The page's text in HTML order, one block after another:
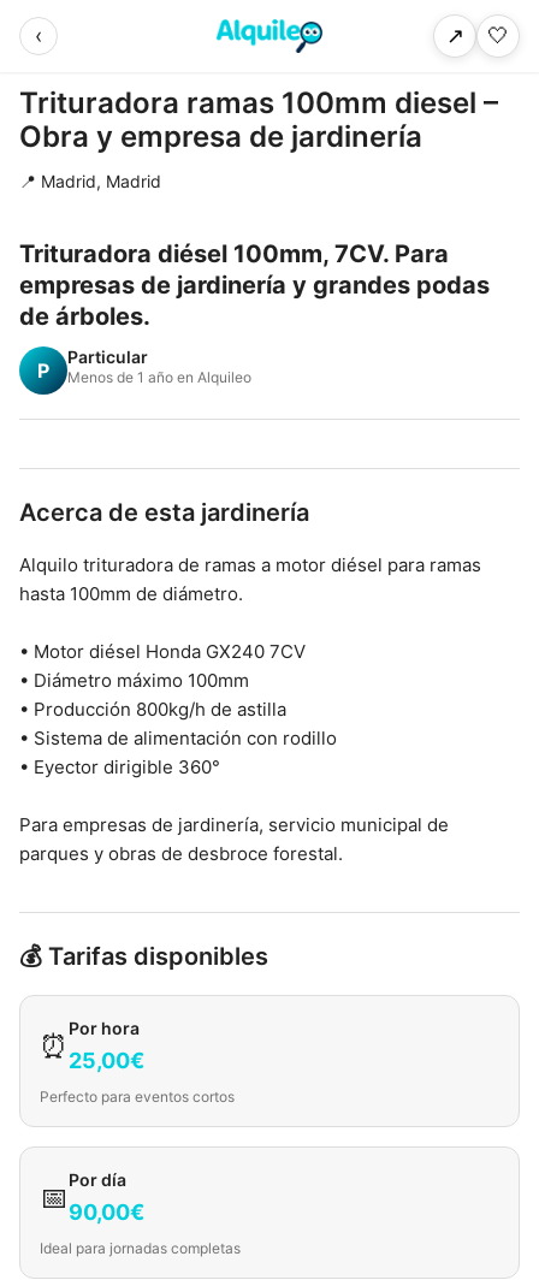
‹ ↗ 🤍
Trituradora ramas 100mm diesel –
Obra y empresa de jardinería
📍 Madrid, Madrid
Trituradora diésel 100mm, 7CV. Para
empresas de jardinería y grandes podas
de árboles.
P
Particular
Menos de 1 año en Alquileo
Acerca de esta jardinería
Alquilo trituradora de ramas a motor diésel para ramas
hasta 100mm de diámetro.
• Motor diésel Honda GX240 7CV
• Diámetro máximo 100mm
• Producción 800kg/h de astilla
• Sistema de alimentación con rodillo
• Eyector dirigible 360°
Para empresas de jardinería, servicio municipal de
parques y obras de desbroce forestal.
💰 Tarifas disponibles
⏰
Por hora
25,00€
Perfecto para eventos cortos
📅
Por día
90,00€
Ideal para jornadas completas